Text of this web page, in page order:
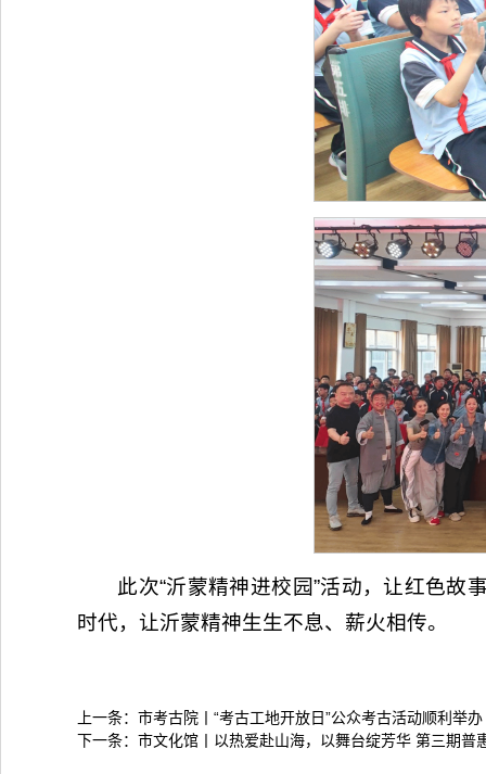
此次“沂蒙精神进校园”活动，让红色
时代，让沂蒙精神生生不息、薪火相传。
上一条： 市考古院丨“考古工地开放日”公众考古活动顺利举办
下一条： 市文化馆丨以热爱赴山海，以舞台绽芳华 第三期普